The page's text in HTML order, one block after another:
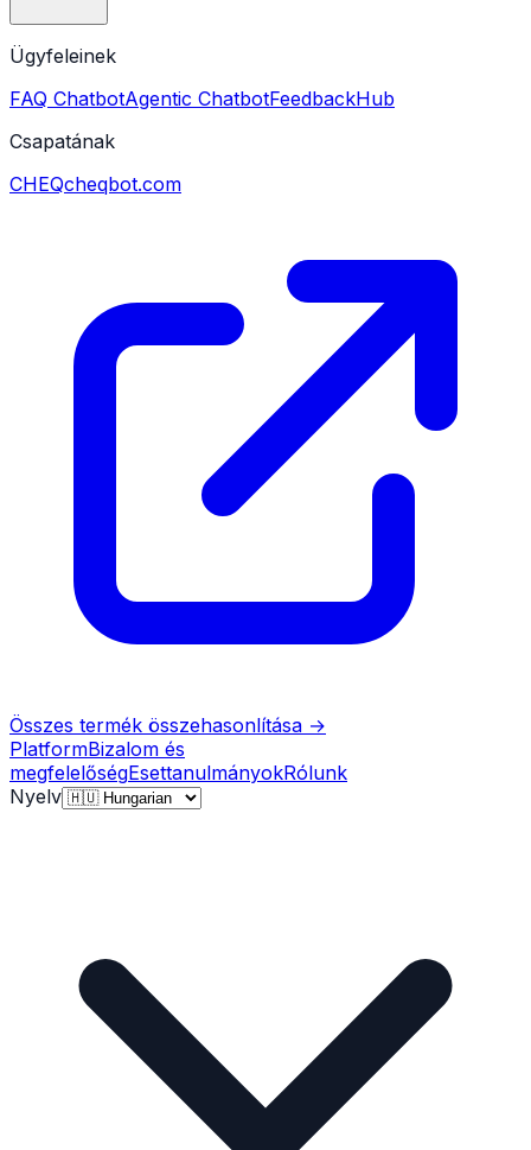
Ügyfeleinek
FAQ ChatbotAgentic ChatbotFeedbackHub
Csapatának
CHEQcheqbot.com
Összes termék összehasonlítása →
PlatformBizalom és
megfelelőségEsettanulmányokRólunk
Nyelv